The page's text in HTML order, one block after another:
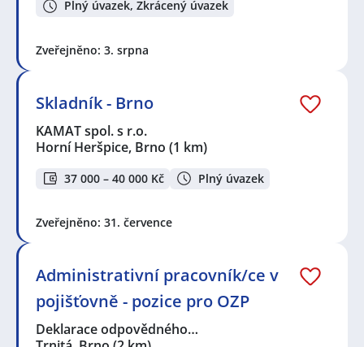
Plný úvazek, Zkrácený úvazek
Zveřejněno: 3. srpna
Skladník - Brno
KAMAT spol. s r.o.
Horní Heršpice, Brno (1 km)
37 000 – 40 000 Kč Plný úvazek
Zveřejněno: 31. července
Administrativní pracovník/ce v
pojišťovně - pozice pro OZP
Deklarace odpovědného…